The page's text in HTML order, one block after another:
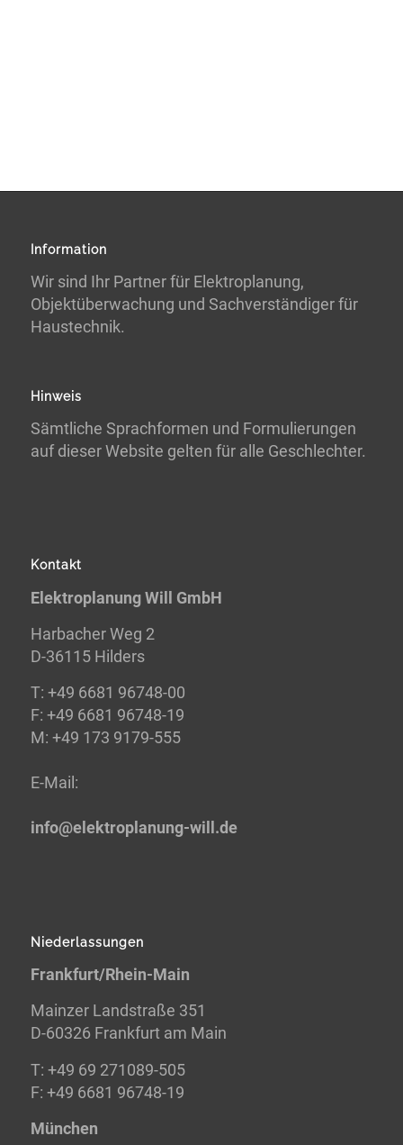
Information
Wir sind Ihr Partner für Elektroplanung,
Objektüberwachung und Sachverständiger für
Haustechnik.
Hinweis
Sämtliche Sprachformen und Formulierungen
auf dieser Website gelten für alle Geschlechter.
Kontakt
Elektroplanung Will GmbH
Harbacher Weg 2
D-36115 Hilders
T: +49 6681 96748-00
F: +49 6681 96748-19
M: +49 173 9179-555
E-Mail:
info@elektroplanung-will.de
Niederlassungen
Frankfurt/Rhein-Main
Mainzer Landstraße 351
D-60326 Frankfurt am Main
T: +49 69 271089-505
F: +49 6681 96748-19
München